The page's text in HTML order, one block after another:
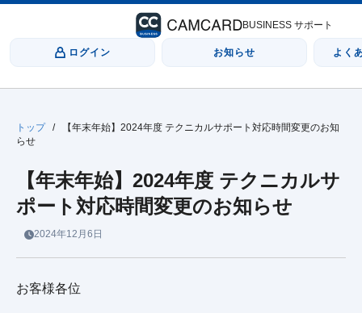
BUSINESS サポート
ログイン お知らせ よく
トップ /
【年末年始】2024年度 テクニカルサポート対応時間変更のお知
らせ
【年末年始】2024年度 テクニカルサ
ポート対応時間変更のお知らせ
2024年12月6日
お客様各位